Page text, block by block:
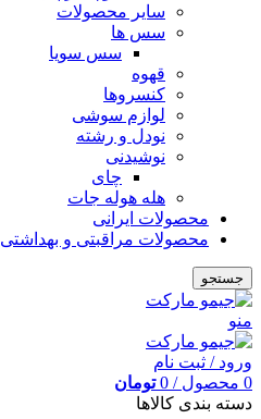
سایر محصولات
سس ها
سس سویا
قهوه
کنسروها
لوازم سوشی
نودل و رشته
نوشیدنی
چای
هله هوله جات
محصولات ایرانی
محصولات مراقبتی و بهداشتی
جستجو
منو
ورود / ثبت نام
0 محصول /
0 تومان
دسته بندی کالاها